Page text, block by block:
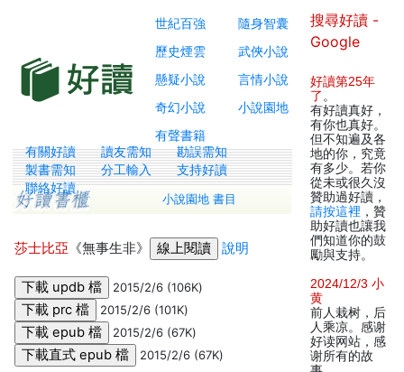
世紀百強
隨身智囊
歷史煙雲
武俠小說
懸疑小說
言情小說
奇幻小說
小說園地
有聲書籍
有關好讀 讀友需知
勘誤需知
製書需知
分工輸入
支持好讀
聯絡好讀
小說園地 書目
莎士比亞 《無事生非》 說明
2015/2/6 (106K)
2015/2/6 (101K)
2015/2/6 (67K)
2015/2/6 (67K)
搜尋好讀 -
Google
好讀第25年
了 。
有好讀真好，
有你也真好。
但不知遍及各
地的你，究竟
有多少。若你
從未或很久沒
贊助過好讀，
請按這裡 ，贊
助好讀也讓我
們知道你的鼓
勵與支持。
2024/12/3 小
黄
前人栽树，后
人乘凉。感谢
好读网站，感
谢所有的故